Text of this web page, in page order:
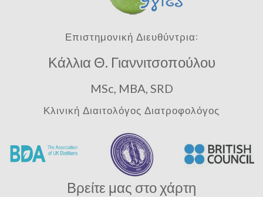
Επιστημονική Διευθύντρια:
Κάλλια Θ. Γιαννιτσοπούλου
MSc, MBA, SRD
Κλινική Διαιτολόγος Διατροφολόγος
Βρείτε μας στο χάρτη